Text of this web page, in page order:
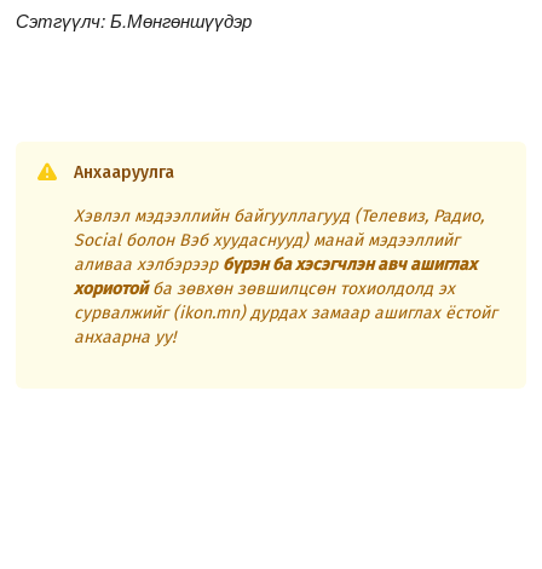
Сэтгүүлч: Б.Мөнгөншүүдэр
Анхааруулга
Хэвлэл мэдээллийн байгууллагууд (Телевиз, Радио,
Social болон Вэб хуудаснууд) манай мэдээллийг
аливаа хэлбэрээр бүрэн ба хэсэгчлэн авч ашиглах
хориотойба зөвхөн зөвшилцсөн тохиолдолд эх
сурвалжийг (ikon.mn) дурдах замаар ашиглах ёстойг
анхаарна уу!